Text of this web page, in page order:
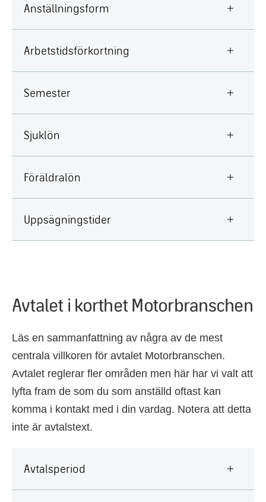
Anställningsform
Arbetstidsförkortning
Semester
Sjuklön
Föräldralön
Uppsägningstider
Avtalet i korthet Motorbranschen
Läs en sammanfattning av några av de mest
centrala villkoren för avtalet Motorbranschen.
Avtalet reglerar fler områden men här har vi valt att
lyfta fram de som du som anställd oftast kan
komma i kontakt med i din vardag. Notera att detta
inte är avtalstext.
Avtalsperiod